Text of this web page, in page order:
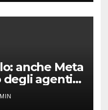
anche Meta
degli agenti